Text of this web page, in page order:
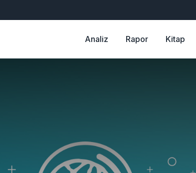
Analiz Rapor Kitap